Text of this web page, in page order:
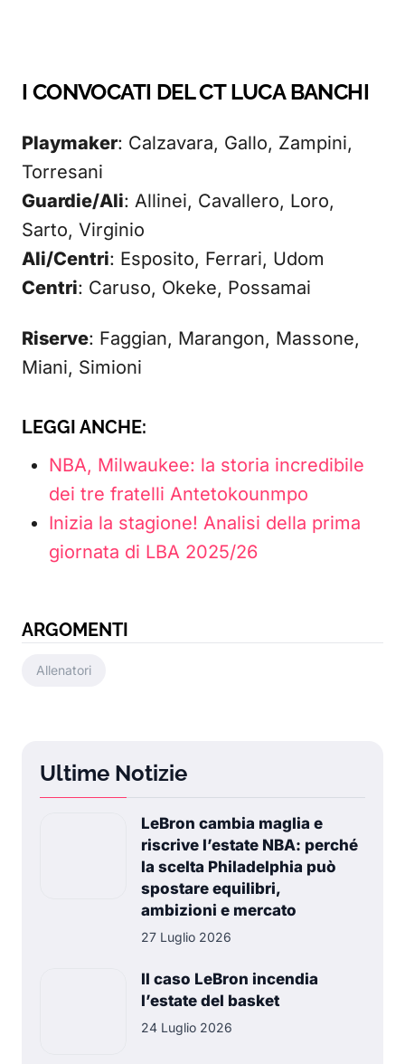
I CONVOCATI DEL CT LUCA BANCHI
Playmaker: Calzavara, Gallo, Zampini,
Torresani
Guardie/Ali: Allinei, Cavallero, Loro,
Sarto, Virginio
Ali/Centri: Esposito, Ferrari, Udom
Centri: Caruso, Okeke, Possamai
Riserve: Faggian, Marangon, Massone,
Miani, Simioni
LEGGI ANCHE:
NBA, Milwaukee: la storia incredibile
dei tre fratelli Antetokounmpo
Inizia la stagione! Analisi della prima
giornata di LBA 2025/26
ARGOMENTI
Allenatori
Ultime Notizie
LeBron cambia maglia e
riscrive l’estate NBA: perché
la scelta Philadelphia può
spostare equilibri,
ambizioni e mercato
27 Luglio 2026
Il caso LeBron incendia
l’estate del basket
24 Luglio 2026